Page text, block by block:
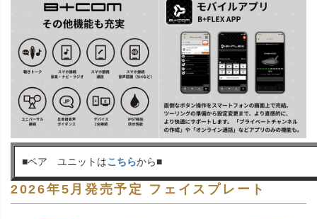
■ペア ユニットはこちらから■
2026年5月発売予定 フェイスプレート